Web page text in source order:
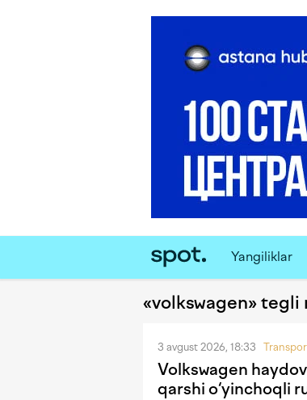
Yangiliklar
«volkswagen» tegli
3 avgust 2026, 18:33
Volkswagen
qarshi o‘yinchoqli